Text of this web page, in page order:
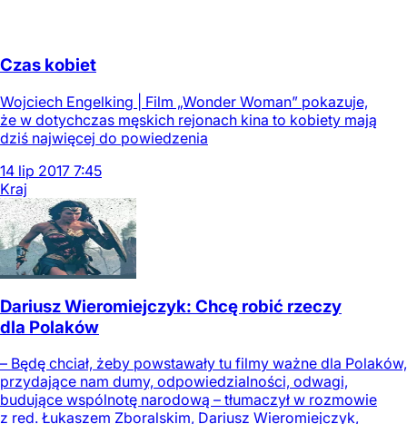
Czas kobiet
Wojciech Engelking | Film „Wonder Woman” pokazuje,
że w dotychczas męskich rejonach kina to kobiety mają
dziś najwięcej do powiedzenia
14 lip 2017 7:45
Kraj
Dariusz Wieromiejczyk: Chcę robić rzeczy
dla Polaków
– Będę chciał, żeby powstawały tu filmy ważne dla Polaków,
przydające nam dumy, odpowiedzialności, odwagi,
budujące wspólnotę narodową – tłumaczył w rozmowie
z red. Łukaszem Zboralskim, Dariusz Wieromiejczyk,